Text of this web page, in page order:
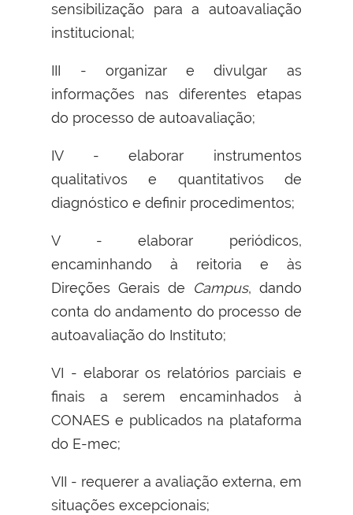
sensibilização para a autoavaliação
institucional;
III - organizar e divulgar as
informações nas diferentes etapas
do processo de autoavaliação;
IV - elaborar instrumentos
qualitativos e quantitativos de
diagnóstico e definir procedimentos;
V - elaborar periódicos,
encaminhando à reitoria e às
Direções Gerais de
Campus, dando
conta do andamento do processo de
autoavaliação do Instituto;
VI - elaborar os relatórios parciais e
finais a serem encaminhados à
CONAES e publicados na plataforma
do E-mec;
VII - requerer a avaliação externa, em
situações excepcionais;